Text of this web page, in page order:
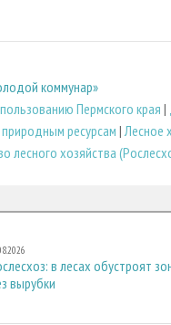
коммунар»
Пермского края |
ресурсам | Лесное
лесного хозяйства
в лесах обустроят
вырубки